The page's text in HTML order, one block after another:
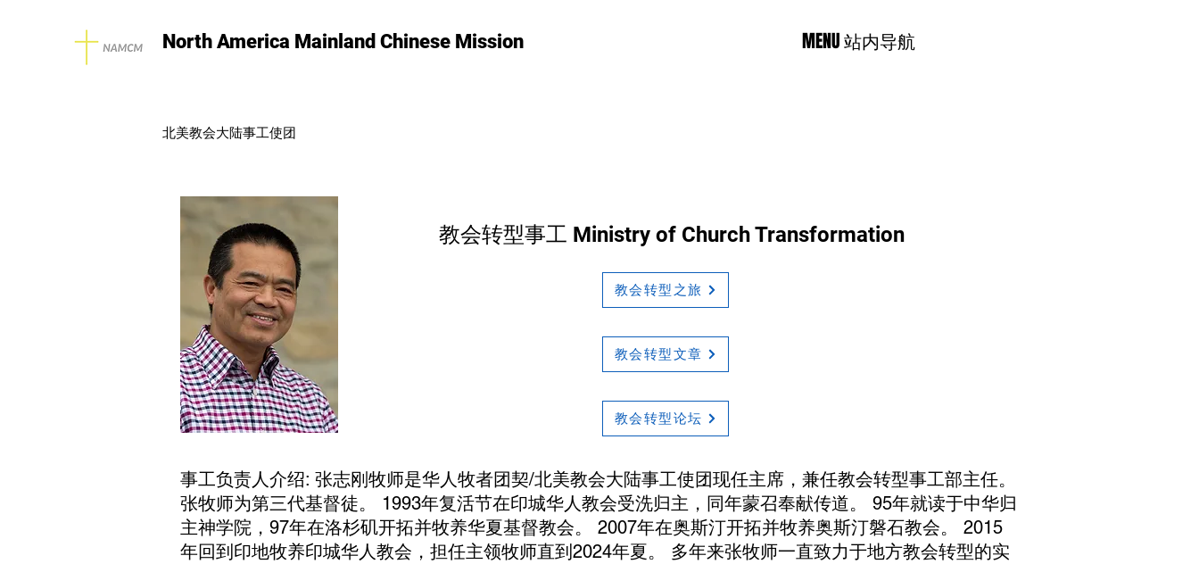
North America Mainland Chinese Mission
北美教会大陆事工使团
MENU 站内导航
教会转型事工 Ministry of Church Transformation
教会转型之旅
教会转型文章
教会转型论坛
事工负责人介绍: 张志刚牧师是华人牧者团契/北美教会大陆事工使团现任主席，兼任教会转型事工部主任。
张牧师为第三代基督徒。 1993年复活节在印城华人教会受洗归主，同年蒙召奉献传道。 95年就读于中华归
主神学院，97年在洛杉矶开拓并牧养华夏基督教会。 2007年在奥斯汀开拓并牧养奥斯汀磐石教会。 2015
年回到印地牧养印城华人教会，担任主领牧师直到2024年夏。 多年来张牧师一直致力于地方教会转型的实